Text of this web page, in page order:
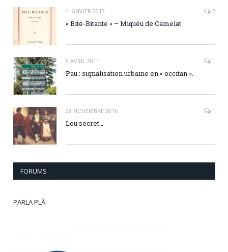
4 JANVIER 2013 2
« Bite-Bitante » – Miquèu de Camelat
9 AVRIL 2011 1
Pau : signalisation urbaine en « occitan ».
28 NOVEMBRE 2016 1
Lou secret…
FORUMS
PARLA PLÂ